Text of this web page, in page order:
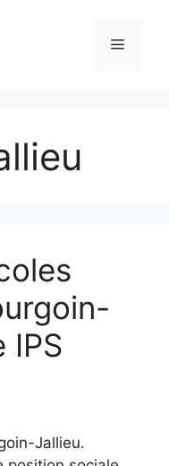
Menu
IPS
Jallieu.